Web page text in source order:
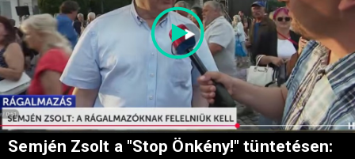
Semjén Zsolt a "Stop Önkény!" tüntetésen: